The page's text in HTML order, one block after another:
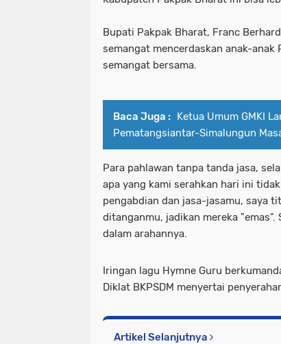
Bupati Pakpak Bharat, Franc
semangat mencerdaskan anak-anak
semangat bersama.
Baca Juga : Ketua Umum GMKI
Pematangsiantar-Simalungun
Para pahlawan tanpa tanda jasa,
apa yang kami serahkan hari ini
pengabdian dan jasa-jasamu, saya
ditanganmu, jadikan mereka
dalam arahannya.
Iringan lagu Hymne Guru
Diklat BKPSDM menyertai
Artikel Selanjutnya